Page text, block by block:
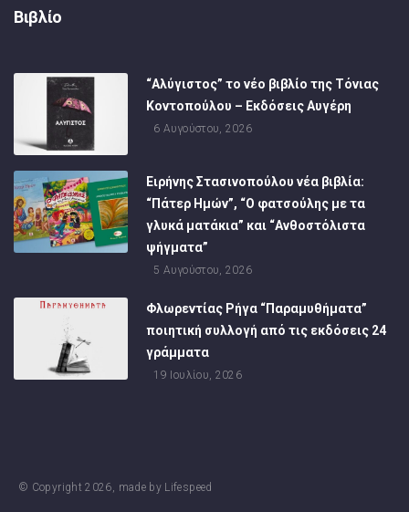
Βιβλίο
“Αλύγιστος” το νέο βιβλίο της Τόνιας
Κοντοπούλου – Εκδόσεις Αυγέρη
6 Αυγούστου, 2026
Ειρήνης Στασινοπούλου νέα βιβλία:
“Πάτερ Ημών”, “Ο φατσούλης με τα
γλυκά ματάκια” και “Ανθοστόλιστα
ψήγματα”
5 Αυγούστου, 2026
Φλωρεντίας Ρήγα “Παραμυθήματα”
ποιητική συλλογή από τις εκδόσεις 24
γράμματα
19 Ιουλίου, 2026
© Copyright2026, made by Lifespeed